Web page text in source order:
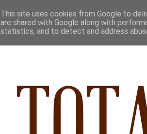
This site uses cookies from Google to
are shared with Google along with
statistics, and to detect and address